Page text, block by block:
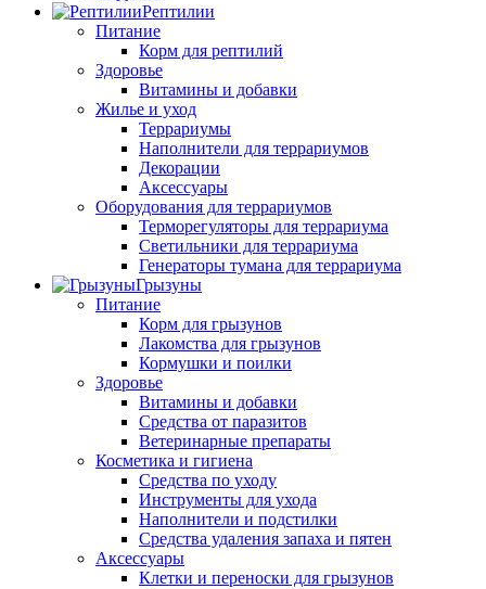
Рептилии
Питание
Корм для рептилий
Здоровье
Витамины и добавки
Жилье и уход
Террариумы
Наполнители для террариумов
Декорации
Аксессуары
Оборудования для террариумов
Терморегуляторы для террариума
Светильники для террариума
Генераторы тумана для террариума
Грызуны
Питание
Корм для грызунов
Лакомства для грызунов
Кормушки и поилки
Здоровье
Витамины и добавки
Средства от паразитов
Ветеринарные препараты
Косметика и гигиена
Средства по уходу
Инструменты для ухода
Наполнители и подстилки
Средства удаления запаха и пятен
Аксессуары
Клетки и переноски для грызунов